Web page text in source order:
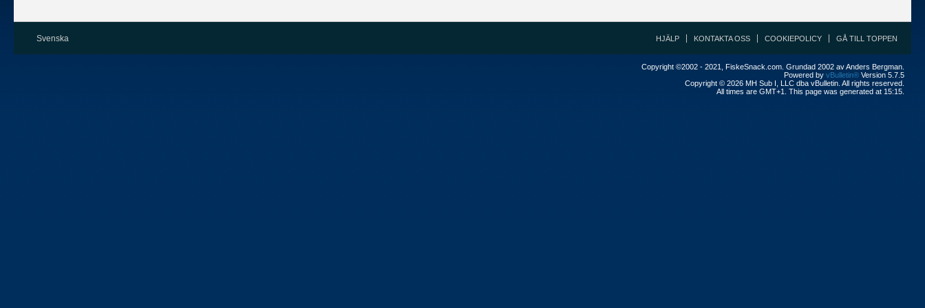
Svenska HJÄLP KONTAKTA OSS COOKIEPOLICY GÅ TILL TOPPEN
Copyright ©2002 - 2021, FiskeSnack.com. Grundad 2002 av Anders Bergman.
Powered by vBulletin® Version 5.7.5
Copyright © 2026 MH Sub I, LLC dba vBulletin. All rights reserved.
All times are GMT+1. This page was generated at 15:15.